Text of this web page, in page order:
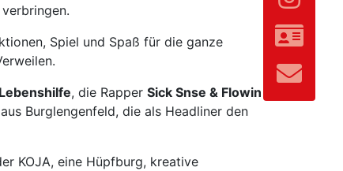
Spiel und Spaß für die ganze
, die Rapper Sick Snse & Flowin
aus Burglengenfeld, die als Headliner den
KOJA, eine Hüpfburg, kreative